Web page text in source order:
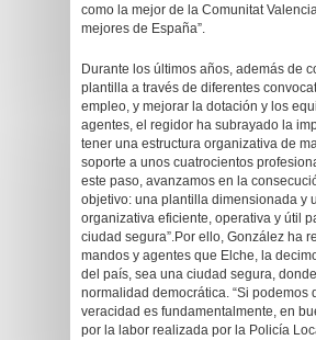
como la mejor de la Comunitat
mejores de España”.
Durante los últimos años, además de
plantilla a través de diferentes
empleo, y mejorar la dotación y los
agentes, el regidor ha subrayado la
tener una estructura organizativa de
soporte a unos cuatrocientos
este paso, avanzamos en la
objetivo: una plantilla dimensionada y
organizativa eficiente, operativa y útil
ciudad segura”.Por ello, González ha
mandos y agentes que Elche, la
del país, sea una ciudad segura,
normalidad democrática. “Si podemos
veracidad es fundamentalmente, en
por la labor realizada por la Policía